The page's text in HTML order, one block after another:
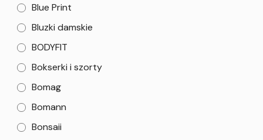
Blue Print
Bluzki damskie
BODYFIT
Bokserki i szorty
Bomag
Bomann
Bonsaii